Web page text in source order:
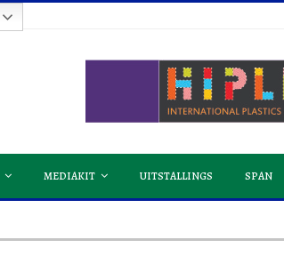
MEDIAKIT UITSTALLINGS SPAN